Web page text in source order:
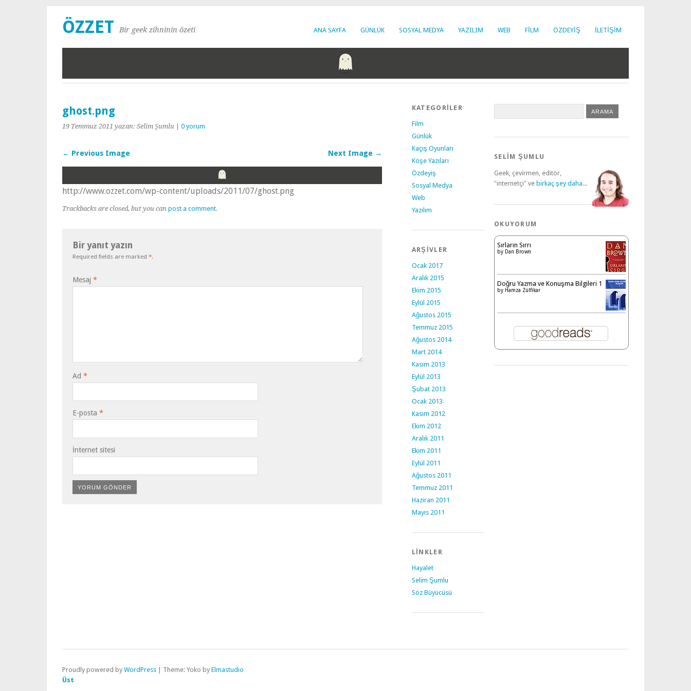
ANA SAYFA GÜNLÜK SOSYAL MEDYA YAZILIM WEB FILM ÖZDEYIŞ İLETIŞIM
ÖZZET Bir geek zihninin özeti
ghost.png
19 Temmuz 2011 yazan: Selim Şumlu 0 yorum
← Previous Image Next Image →
http://www.ozzet.com/wp-content/uploads/2011/07/ghost.png
Trackbacks are closed, but you can post a comment.
Bir yanıt yazın
Required fields are marked *.
Mesaj *
Ad *
E-posta *
İnternet sitesi
KATEGORİLER
Film
Günlük
Kaçış Oyunları
Köşe Yazıları
Özdeyiş
Sosyal Medya
Web
Yazılım
ARŞİVLER
Ocak 2017
Aralık 2015
Ekim 2015
Eylül 2015
Ağustos 2015
Temmuz 2015
Ağustos 2014
Mart 2014
Kasım 2013
Eylül 2013
Şubat 2013
Ocak 2013
Kasım 2012
Ekim 2012
Aralık 2011
Ekim 2011
Eylül 2011
Ağustos 2011
Temmuz 2011
Haziran 2011
Mayıs 2011
LINKLER
Hayalet
Selim Şumlu
Söz Büyücüsü
SELİM ŞUMLU
Geek, çevirmen, editör,
"internetçi" ve birkaç şey daha...
OKUYORUM
Sırların Sırrı
by Dan Brown
Doğru Yazma ve Konuşma Bilgileri 1
by Hamza Zülfikar
Proudly powered by WordPress Theme: Yoko by Elmastudio
Üst